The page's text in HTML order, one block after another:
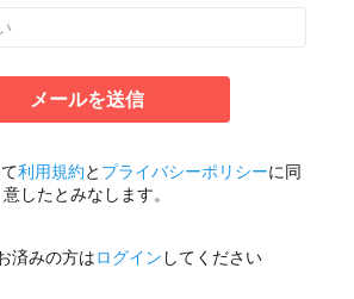
メールを送信
利用規約と プライバシーポリシーに同
意したとみなします。
済みの方はログイン してください